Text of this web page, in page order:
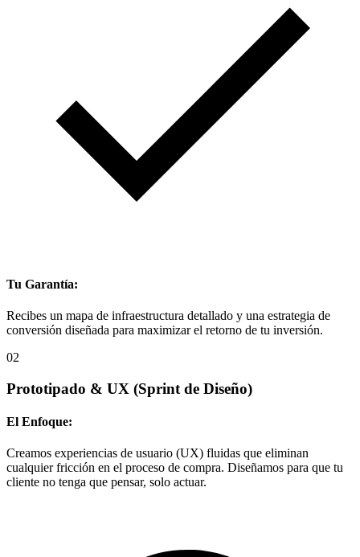
Tu Garantía:
Recibes un mapa de infraestructura detallado y una estrategia de
conversión diseñada para maximizar el retorno de tu inversión.
02
Prototipado & UX (Sprint de Diseño)
El Enfoque:
Creamos experiencias de usuario (UX) fluidas que eliminan
cualquier fricción en el proceso de compra. Diseñamos para que tu
cliente no tenga que pensar, solo actuar.